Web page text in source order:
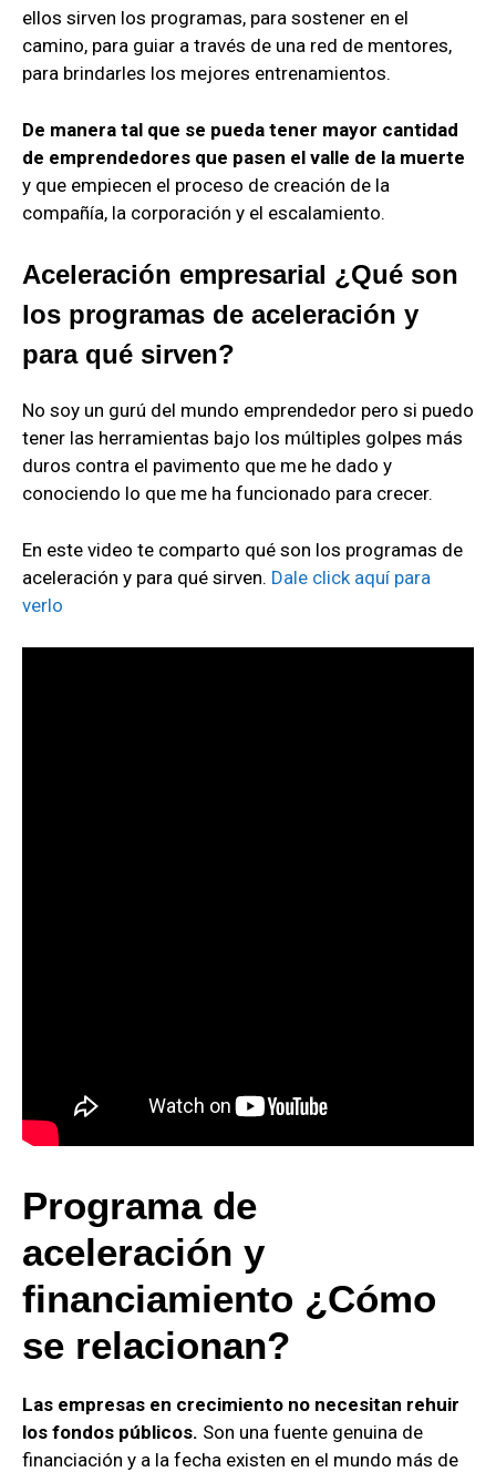
ellos sirven los programas, para sostener en el
camino, para guiar a través de una red de mentores,
para brindarles los mejores entrenamientos.
De manera tal que se pueda tener mayor cantidad
de emprendedores que pasen el valle de la muerte
y que empiecen el proceso de creación de la
compañía, la corporación y el escalamiento.
Aceleración empresarial ¿Qué son
los programas de aceleración y
para qué sirven?
No soy un gurú del mundo emprendedor pero si puedo
tener las herramientas bajo los múltiples golpes más
duros contra el pavimento que me he dado y
conociendo lo que me ha funcionado para crecer.
En este video te comparto qué son los programas de
aceleración y para qué sirven. Dale click aquí para
verlo
Programa de
aceleración y
financiamiento ¿Cómo
se relacionan?
Las empresas en crecimiento no necesitan rehuir
los fondos públicos. Son una fuente genuina de
financiación y a la fecha existen en el mundo más de